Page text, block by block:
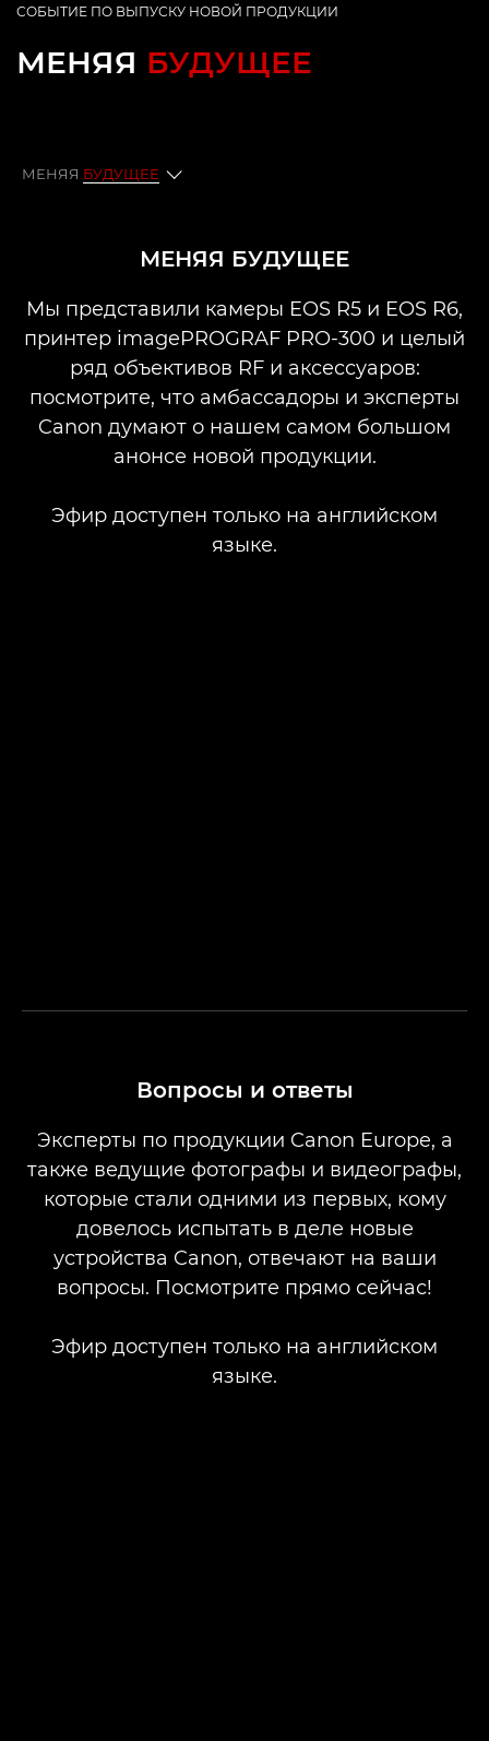
СОБЫТИЕ ПО ВЫПУСКУ НОВОЙ ПРОДУКЦИИ
МЕНЯЯ БУДУЩЕЕ
МЕНЯЯ БУДУЩЕЕ
МЕНЯЯ БУДУЩЕЕ
Мы представили камеры EOS R5 и EOS R6,
принтер imagePROGRAF PRO-300 и целый
ряд объективов RF и аксессуаров:
посмотрите, что амбассадоры и эксперты
Canon думают о нашем самом большом
анонсе новой продукции.
Эфир доступен только на английском
языке.
Вопросы и ответы
Эксперты по продукции Canon Europe, а
также ведущие фотографы и видеографы,
которые стали одними из первых, кому
довелось испытать в деле новые
устройства Canon, отвечают на ваши
вопросы. Посмотрите прямо сейчас!
Эфир доступен только на английском
языке.